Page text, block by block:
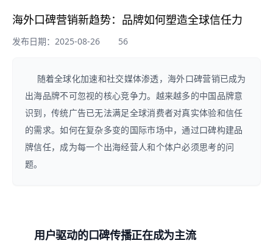
海外口碑营销新趋势：品牌如何塑造全球信任力
发布日期：2025-08-26 56
随着全球化加速和社交媒体渗透，海外口碑营销已成为
出海品牌不可忽视的核心竞争力。越来越多的中国品牌意
识到，传统广告已无法满足全球消费者对真实体验和信任
的需求。如何在复杂多变的国际市场中，通过口碑构建品
牌信任，成为每一个出海经营人和个体户必须思考的问
题。
用户驱动的口碑传播正在成为主流